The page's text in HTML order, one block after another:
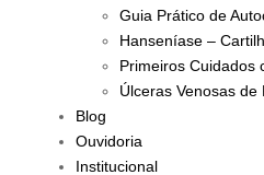
Guia Prático de
Hanseníase –
Primeiros Cuidados
Úlceras Venosas
Blog
Ouvidoria
Institucional